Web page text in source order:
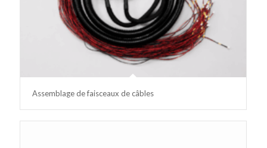
Assemblage de faisceaux de câbles